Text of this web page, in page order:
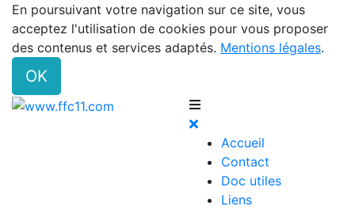
En poursuivant votre navigation sur ce site, vous
acceptez l'utilisation de cookies pour vous proposer
des contenus et services adaptés. Mentions légales.
OK
Accueil
Contact
Doc utiles
Liens